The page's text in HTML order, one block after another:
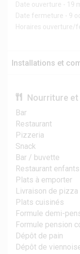
Date ouverture - 19
Date fermeture - 9
Horaires ouverture/
Installations et
Nourriture et
Bar
Restaurant
Pizzeria
Snack
Bar / buvette
Restaurant enfants
Plats à emporter
Livraison de pizza
Plats cuisinés
Formule demi-
Formule pension
Dépôt de pain
Dépôt de